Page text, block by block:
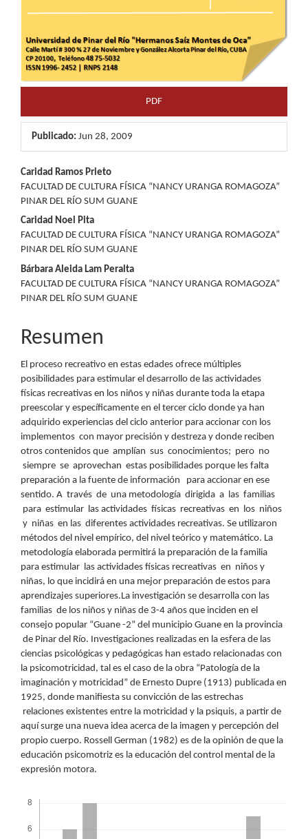
PDF
Publicado: Jun 28, 2009
Contenido
principal
del
artículo
Caridad Ramos Prieto
FACULTAD DE CULTURA FÍSICA “NANCY URANGA ROMAGOZA”
PINAR DEL RÍO SUM GUANE
Caridad Noel Pita
FACULTAD DE CULTURA FÍSICA “NANCY URANGA ROMAGOZA”
PINAR DEL RÍO SUM GUANE
Bárbara Aleida Lam Peralta
FACULTAD DE CULTURA FÍSICA “NANCY URANGA ROMAGOZA”
PINAR DEL RÍO SUM GUANE
Resumen
El proceso recreativo en estas edades ofrece múltiples
posibilidades para estimular el desarrollo de las actividades
físicas recreativas en los niños y niñas durante toda la etapa
preescolar y específicamente en el tercer ciclo donde ya han
adquirido experiencias del ciclo anterior para accionar con los
implementos con mayor precisión y destreza y donde reciben
otros contenidos que amplían sus conocimientos; pero no
siempre se aprovechan estas posibilidades porque les falta
preparación a la fuente de información para accionar en ese
sentido. A través de una metodología dirigida a las familias
para estimular las actividades físicas recreativas en los niños
y niñas en las diferentes actividades recreativas. Se utilizaron
métodos del nivel empírico, del nivel teórico y matemático. La
metodología elaborada permitirá la preparación de la familia
para estimular las actividades físicas recreativas en niños y
niñas, lo que incidirá en una mejor preparación de estos para
aprendizajes superiores.La investigación se desarrolla con las
familias de los niños y niñas de 3-4 años que inciden en el
consejo popular “Guane -2” del municipio Guane en la provincia
de Pinar del Río. Investigaciones realizadas en la esfera de las
ciencias psicológicas y pedagógicas han estado relacionadas con
la psicomotricidad, tal es el caso de la obra “Patología de la
imaginación y motricidad” de Ernesto Dupre (1913) publicada en
1925, donde manifiesta su convicción de las estrechas
relaciones existentes entre la motricidad y la psiquis, a partir de
aquí surge una nueva idea acerca de la imagen y percepción del
propio cuerpo. Rossell German (1982) es de la opinión de que la
educación psicomotriz es la educación del control mental de la
expresión motora.